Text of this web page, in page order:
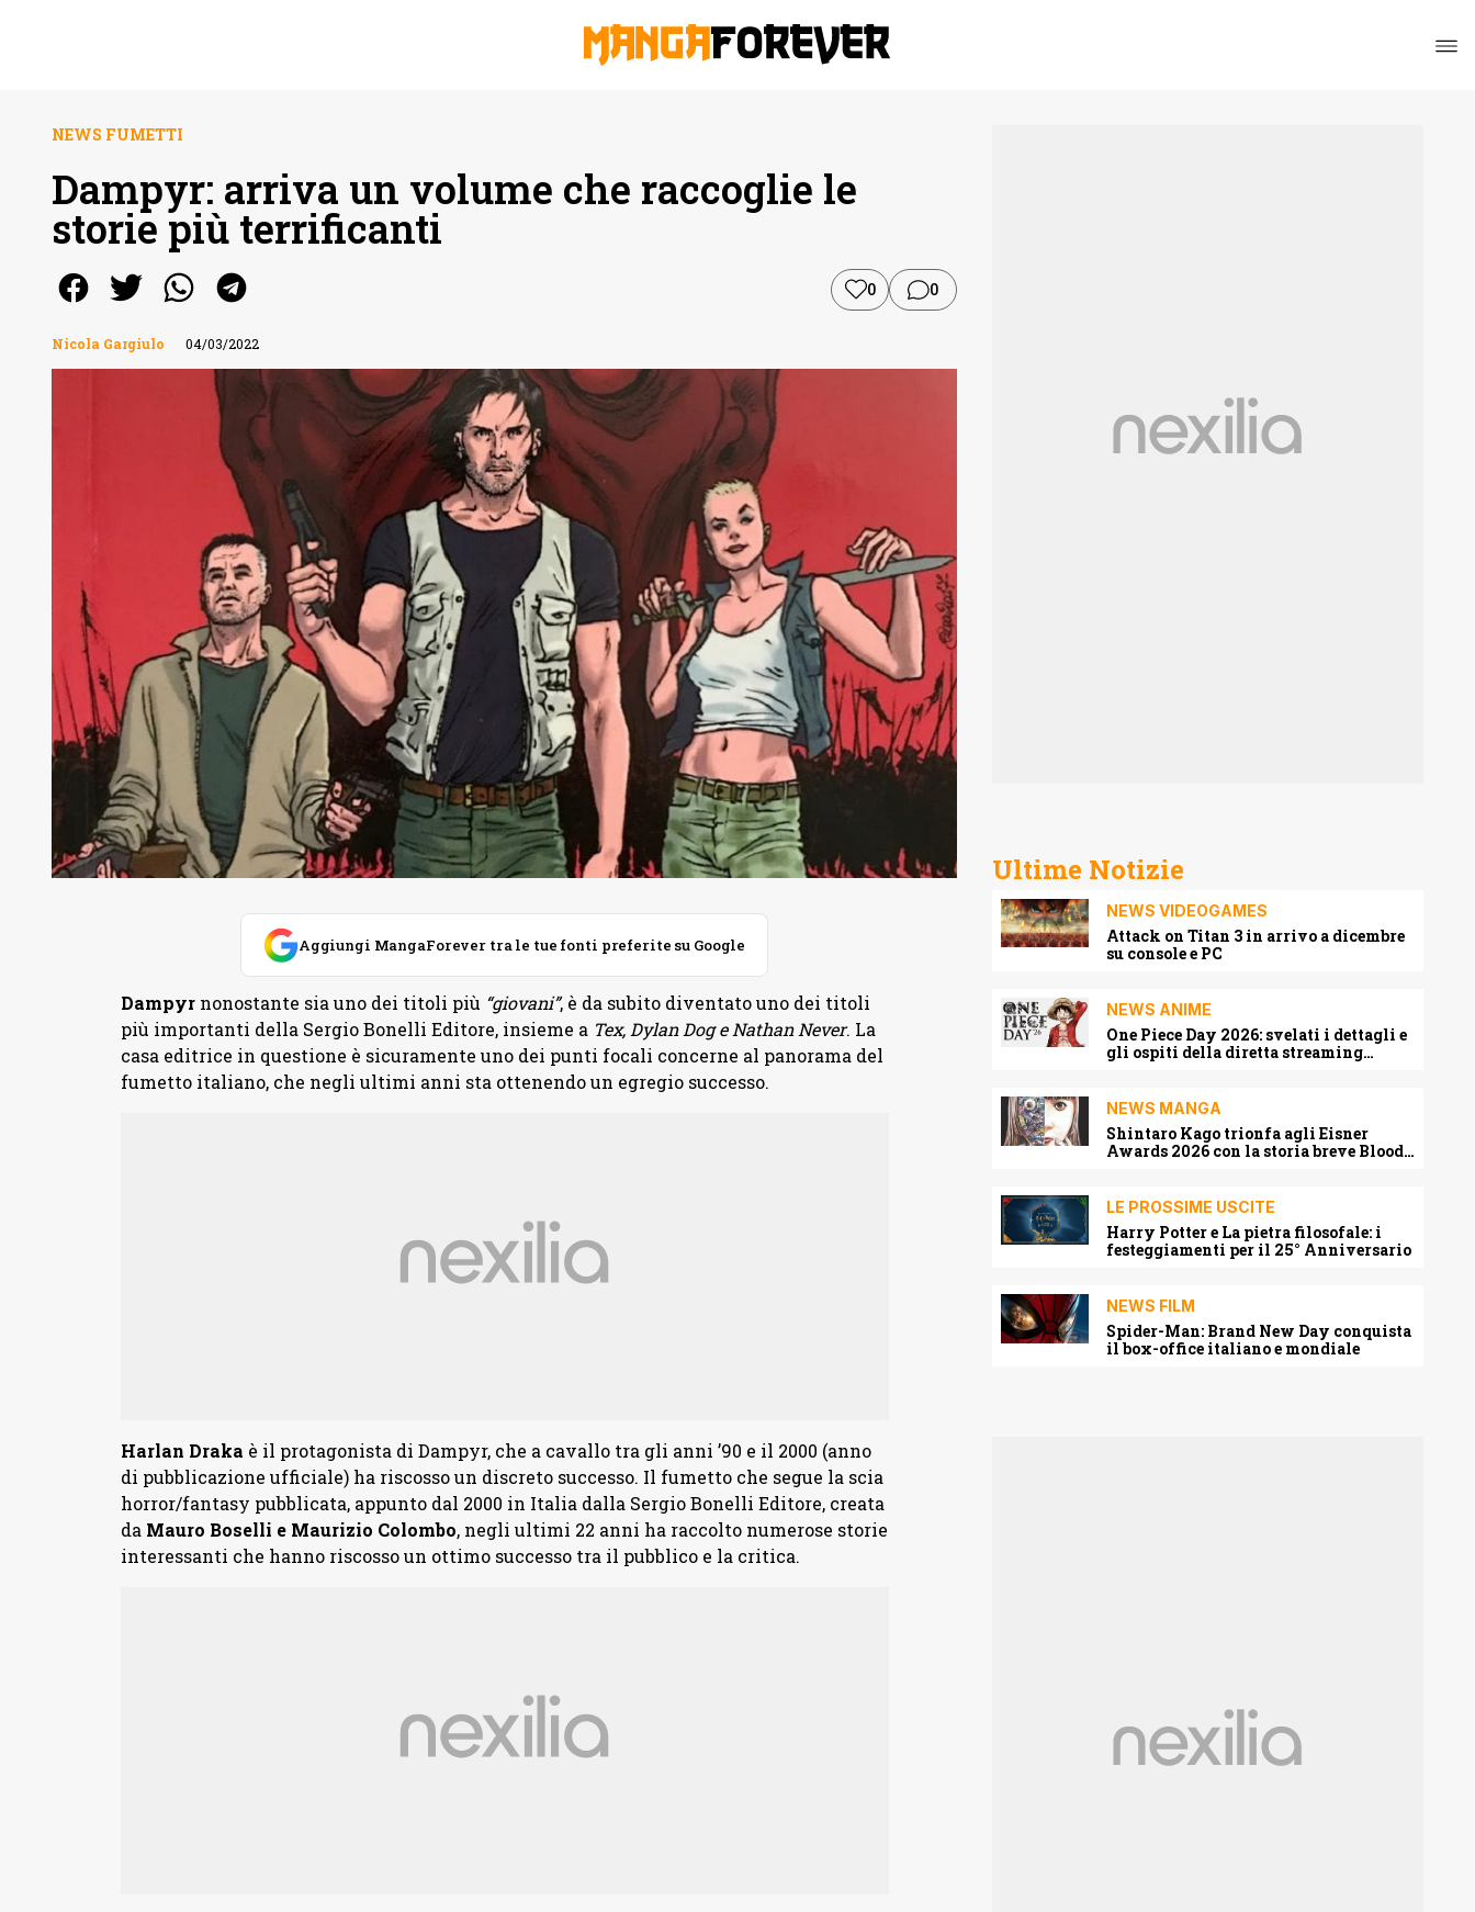
NEWS FUMETTI
Dampyr: arriva un volume che raccoglie le
storie più terrificanti
0 0
Nicola Gargiulo 04/03/2022
Aggiungi MangaForever tra le tue fonti preferite su Google
Dampyrnonostante sia uno dei titoli più “giovani”, è da subito diventato uno dei titoli
più importanti della Sergio Bonelli Editore, insieme a Tex, Dylan Dog e Nathan Never. La
casa editrice in questione è sicuramente uno dei punti focali concerne al panorama del
fumetto italiano, che negli ultimi anni sta ottenendo un egregio successo.
Harlan Draka è il protagonista di Dampyr, che a cavallo tra gli anni ’90 e il 2000 (anno
di pubblicazione ufficiale) ha riscosso un discreto successo. Il fumetto che segue la scia
horror/fantasy pubblicata, appunto dal 2000 in Italia dalla Sergio Bonelli Editore, creata
da Mauro Boselli e Maurizio Colombo, negli ultimi 22 anni ha raccolto numerose storie
interessanti che hanno riscosso un ottimo successo tra il pubblico e la critica.
Ultime Notizie
NEWS VIDEOGAMES
Attack on Titan 3 in arrivo a dicembre
su console e PC
NEWS ANIME
One Piece Day 2026: svelati i dettagli e
gli ospiti della diretta streaming
NEWS MANGA
Shintaro Kago trionfa agli Eisner
Awards 2026 con la storia breve Blood
LE PROSSIME USCITE
Harry Potter e La pietra filosofale: i
festeggiamenti per il 25° Anniversario
NEWS FILM
Spider-Man: Brand New Day conquista
il box-office italiano e mondiale